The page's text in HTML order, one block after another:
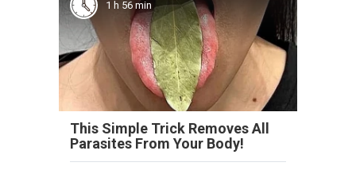
1 h 56 min
This Simple Trick Removes All
Parasites From Your Body!